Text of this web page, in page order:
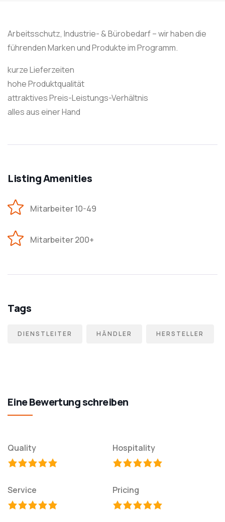
Arbeitsschutz, Industrie- & Bürobedarf – wir haben die
führenden Marken und Produkte im Programm.
kurze Lieferzeiten
hohe Produktqualität
attraktives Preis-Leistungs-Verhältnis
alles aus einer Hand
Listing Amenities
Mitarbeiter 10-49
Mitarbeiter 200+
Tags
DIENSTLEITER HÄNDLER HERSTELLER
Eine Bewertung schreiben
Quality Hospitality
Service Pricing